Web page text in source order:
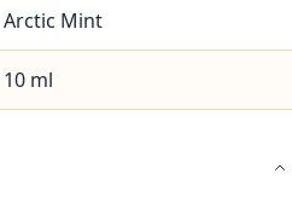
Arctic Mint
10 ml